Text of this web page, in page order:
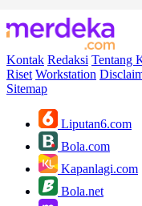
Kontak Redaksi Tentang
Riset Workstation
Sitemap
Liputan6.com
Bola.com
Kapanlagi.com
Bola.net